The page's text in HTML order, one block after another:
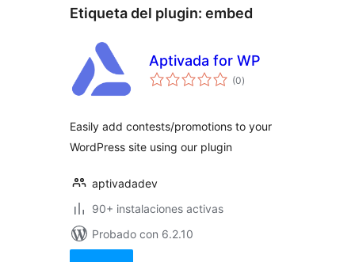
Etiqueta del plugin: embed
Aptivada for WP
(0valoraciones
en
)
Easily add contests/promotions to your
WordPress site using our plugin
aptivadadev
90+ instalaciones activas
Probado con 6.2.10